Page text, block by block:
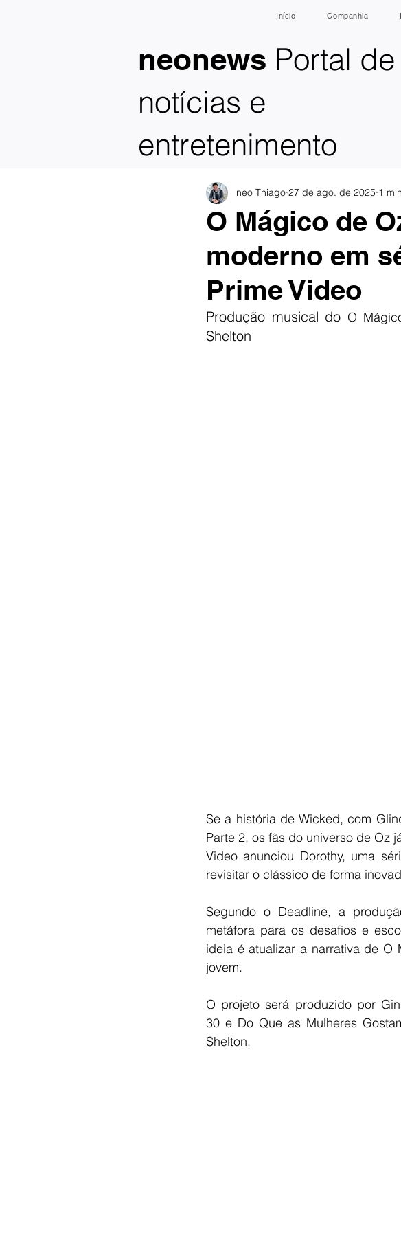
neonews Portal de
notícias e
entretenimento
Início Companhia
O Mágico de
moderno em
Prime Video
neo Thiago 27 de ago. de 2025 1
Produção musical do O
Shelton
Se a história de Wicked, com
Parte 2, os fãs do universo de Oz
Video anunciou Dorothy, uma
revisitar o clássico de forma
Segundo o Deadline, a
metáfora para os desafios e
ideia é atualizar a narrativa de O
jovem.
O projeto será produzido por
30 e Do Que as Mulheres
Shelton.